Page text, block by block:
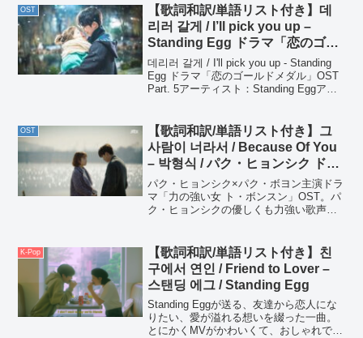
OST
【歌詞和訳/単語リスト付き】데
리러 갈게 / I’ll pick you up –
Standing Egg ドラマ「恋のゴー
ルドメダル」OST Part. 5
데리러 갈게 / I'll pick you up - Standing
Egg ドラマ「恋のゴールドメダル」OST
Part. 5アーティスト：Standing Eggアル
OST
【歌詞和訳/単語リスト付き】그
사람이 너라서 / Because Of You
– 박형식 / パク・ヒョンシク ドラ
マ「力の強い女 ト・ボンスン」
OST Part. 8
パク・ヒョンシク×パク・ボヨン主演ドラ
マ「力の強い女 ト・ボンスン」OST。パ
ク・ヒョンシクの優しくも力強い歌声
K-Pop
【歌詞和訳/単語リスト付き】친
구에서 연인 / Friend to Lover –
스탠딩 에그 / Standing Egg
Standing Eggが送る、友達から恋人にな
りたい、愛が溢れる想いを綴った一曲。
とにかくMVがかわいくて、おしゃれで、